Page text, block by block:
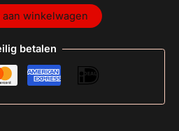
winkelwagen
betalen